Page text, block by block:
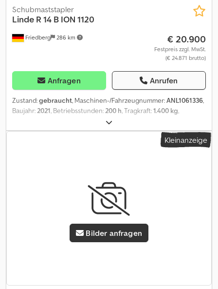
Friedberg 286 km
Schubmaststapler
Linde R 14 B ION 1120
€ 20.900
Festpreis zzgl. MwSt.
(€ 24.871 brutto)
Anfragen Anrufen
Zustand:gebraucht, Maschinen-/Fahrzeugnummer:ANL1061336,
Baujahr:2021, Betriebsstunden:200 h, Tragkraft:1.400 kg,
2.260 mm
mm, Masttyp:Triplex, Batteriekapazität:201 Ah, Batteriespannung:
1.200 mm,
Batteriewechsel ohne Rollen - Spannungswandler Cjdpfjztgtbex
Ag Hsrf - Fahrzeug: Einfachzusatzhydraulik - Mast:
Einfachzusatzhydraulik - Seitenschieber, integriert -
Lastschutzgitter: 1050 mm über Flur - Stahlrahmen +
Dachscheibe - Panzerglasdach - Spot vorne: BlueSpot - Spot
hinten: BlueSpot - automatische Zentrierung des Seitenschubs -
360°-Lenkung - Panoramaspiegel - Halter mit Schreibplatte -
- Höhenverstellb. Bedienkonsole - Kamerasystem an Gabelträger -
Kleinanzeige
Bilder anfragen